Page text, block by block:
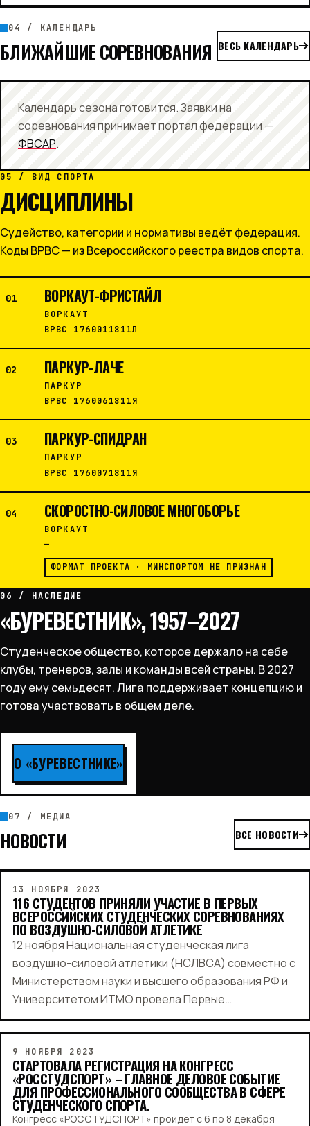
04 / КАЛЕНДАРЬ
БЛИЖАЙШИЕ СОРЕВНОВАНИЯ ВЕСЬ КАЛЕНДАРЬ
Календарь сезона готовится. Заявки на
соревнования принимает портал федерации —
ФВСАР.
05 / ВИД СПОРТА
ДИСЦИПЛИНЫ
Судейство, категории и нормативы ведёт федерация.
Коды ВРВС — из Всероссийского реестра видов спорта.
01 ВОРКАУТ-ФРИСТАЙЛ
ВОРКАУТ
ВРВС 1760011811Л
02 ПАРКУР-ЛАЧЕ
ПАРКУР
ВРВС 1760061811Я
03 ПАРКУР-СПИДРАН
ПАРКУР
ВРВС 1760071811Я
04 СКОРОСТНО-СИЛОВОЕ МНОГОБОРЬЕ
ВОРКАУТ
—
ФОРМАТ ПРОЕКТА · МИНСПОРТОМ НЕ ПРИЗНАН
06 / НАСЛЕДИЕ
«БУРЕВЕСТНИК», 1957–2027
Студенческое общество, которое держало на себе
клубы, тренеров, залы и команды всей страны. В 2027
году ему семьдесят. Лига поддерживает концепцию и
готова участвовать в общем деле.
О «БУРЕВЕСТНИКЕ»
07 / МЕДИА
НОВОСТИ ВСЕ НОВОСТИ
13 НОЯБРЯ 2023
116 СТУДЕНТОВ ПРИНЯЛИ УЧАСТИЕ В ПЕРВЫХ
ВСЕРОССИЙСКИХ СТУДЕНЧЕСКИХ СОРЕВНОВАНИЯХ
ПО ВОЗДУШНО-СИЛОВОЙ АТЛЕТИКЕ
12 ноября Национальная студенческая лига
воздушно-силовой атлетики (НСЛВСА) совместно с
Министерством науки и высшего образования РФ и
Университетом ИТМО провела Первые
Всероссийские студенческие соревнования по
воздушно-силовой атлетике. В них приняли участие
116 студентов из 16 вузов страны. Это…
9 НОЯБРЯ 2023
СТАРТОВАЛА РЕГИСТРАЦИЯ НА КОНГРЕСС
«РОССТУДСПОРТ» – ГЛАВНОЕ ДЕЛОВОЕ СОБЫТИЕ
ДЛЯ ПРОФЕССИОНАЛЬНОГО СООБЩЕСТВА В СФЕРЕ
СТУДЕНЧЕСКОГО СПОРТА.
Конгресс «РОССТУДСПОРТ» пройдет с 6 по 8 декабря